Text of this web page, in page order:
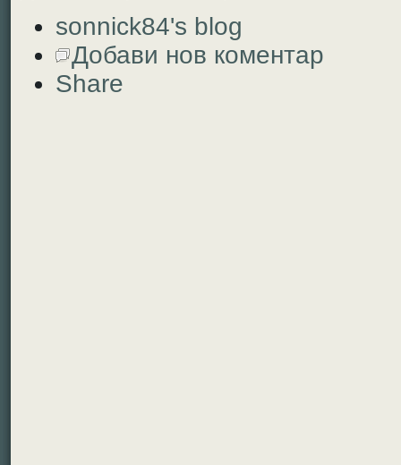
sonnick84's blog
Добави нов коментар
Share